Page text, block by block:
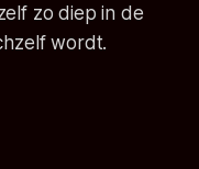
zo diep in de
wordt.